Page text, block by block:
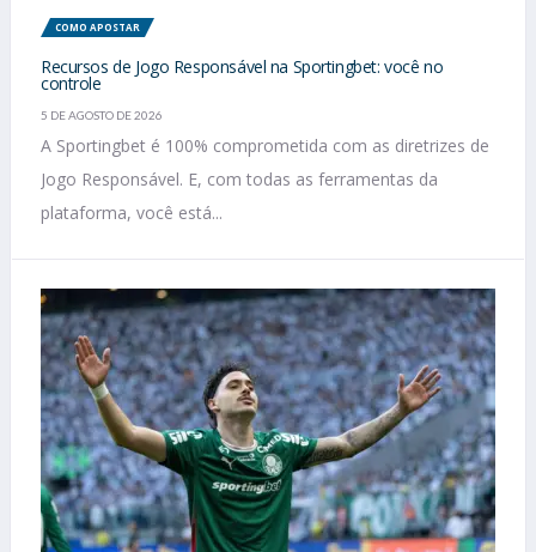
COMO APOSTAR
Recursos de Jogo Responsável na Sportingbet: você no
controle
5 DE AGOSTO DE 2026
A Sportingbet é 100% comprometida com as diretrizes de
Jogo Responsável. E, com todas as ferramentas da
plataforma, você está...